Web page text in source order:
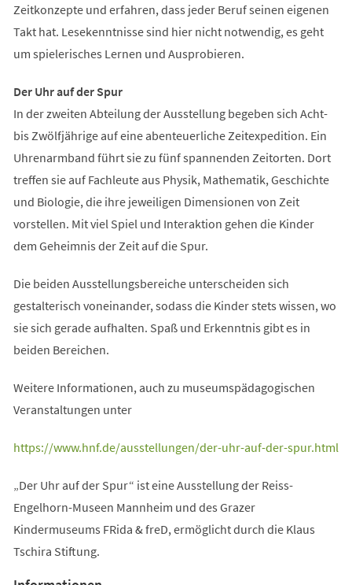
Zeitkonzepte und erfahren, dass jeder Beruf seinen eigenen
Takt hat. Lesekenntnisse sind hier nicht notwendig, es geht
um spielerisches Lernen und Ausprobieren.
Der Uhr auf der Spur
In der zweiten Abteilung der Ausstellung begeben sich Acht-
bis Zwölfjährige auf eine abenteuerliche Zeitexpedition. Ein
Uhrenarmband führt sie zu fünf spannenden Zeitorten. Dort
treffen sie auf Fachleute aus Physik, Mathematik, Geschichte
und Biologie, die ihre jeweiligen Dimensionen von Zeit
vorstellen. Mit viel Spiel und Interaktion gehen die Kinder
dem Geheimnis der Zeit auf die Spur.
Die beiden Ausstellungsbereiche unterscheiden sich
gestalterisch voneinander, sodass die Kinder stets wissen, wo
sie sich gerade aufhalten. Spaß und Erkenntnis gibt es in
beiden Bereichen.
Weitere Informationen, auch zu museumspädagogischen
Veranstaltungen unter
https://www.hnf.de/ausstellungen/der-uhr-auf-der-spur.html
(Öffnet
einem
neuen
Tab)
„Der Uhr auf der Spur“ ist eine Ausstellung der Reiss-
Engelhorn-Museen Mannheim und des Grazer
Kindermuseums FRida & freD, ermöglicht durch die Klaus
Tschira Stiftung.